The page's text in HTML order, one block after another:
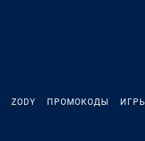
ZODY ПРОМОКОДЫ ИГРЫ